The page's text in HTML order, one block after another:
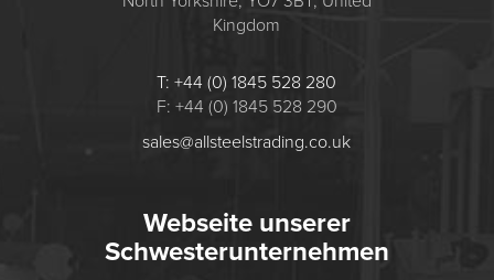
Kingdom
T: +44 (0) 1845 528 280
F: +44 (0) 1845 528 290
sales@allsteelstrading.co.uk
Webseite unserer
Schwesterunternehmen